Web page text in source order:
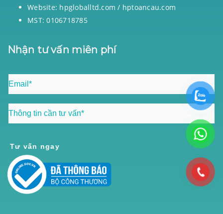
Website: hpgloballtd.com / hptoancau.com
MST: 0106718785
Nhận tư vấn miên phí
Tư vấn ngay